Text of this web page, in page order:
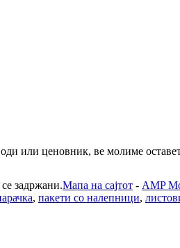
или ценовник, ве молиме
задржани.Мапа на сајтот - AMP
, пакети со налепници,